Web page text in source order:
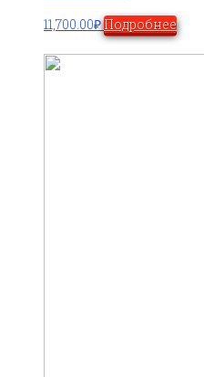
11,700.00₽Подробнее